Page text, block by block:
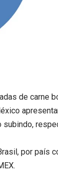
de carne
por país